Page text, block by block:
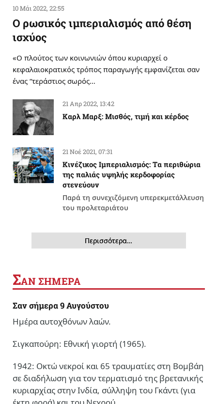
10 Μάι 2022, 22:55
Ο ρωσικός ιμπεριαλισμός από θέση
ισχύος
«Ο πλούτος των κοινωνιών όπου κυριαρχεί ο
κεφαλαιοκρατικός τρόπος παραγωγής εμφανίζεται σαν
ένας “τεράστιος σωρός…
21 Απρ 2022, 13:42
Καρλ Μαρξ: Μισθός, τιμή και κέρδος
21 Νοέ 2021, 07:31
Κινέζικος Ιμπεριαλισμός: Tα περιθώρια
της παλιάς υψηλής κερδοφορίας
στενεύουν
Παρά τη συνεχιζόμενη υπερεκμετάλλευση
του προλεταριάτου
Περισσότερα…
ΣΑΝ ΣΗΜΕΡΑ
Σαν σήμερα 9 Αυγούστου
Ημέρα αυτοχθόνων λαών.
Σιγκαπούρη: Εθνική γιορτή (1965).
1942: Οκτώ νεκροί και 65 τραυματίες στη Βομβάη
σε διαδήλωση για τον τερματισμό της βρετανικής
κυριαρχίας στην Ινδία, σύλληψη του Γκάντι (για